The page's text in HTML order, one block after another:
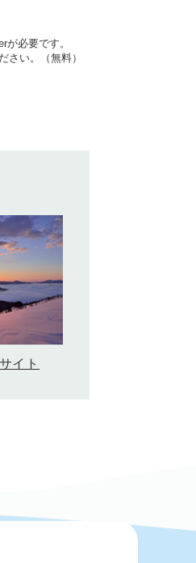
必要です。
さい。（無料）
イト